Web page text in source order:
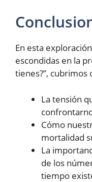
En esta
escondidas en la
tienes?”,
La tensión
Cómo
mortalidad
La
de los
tiempo